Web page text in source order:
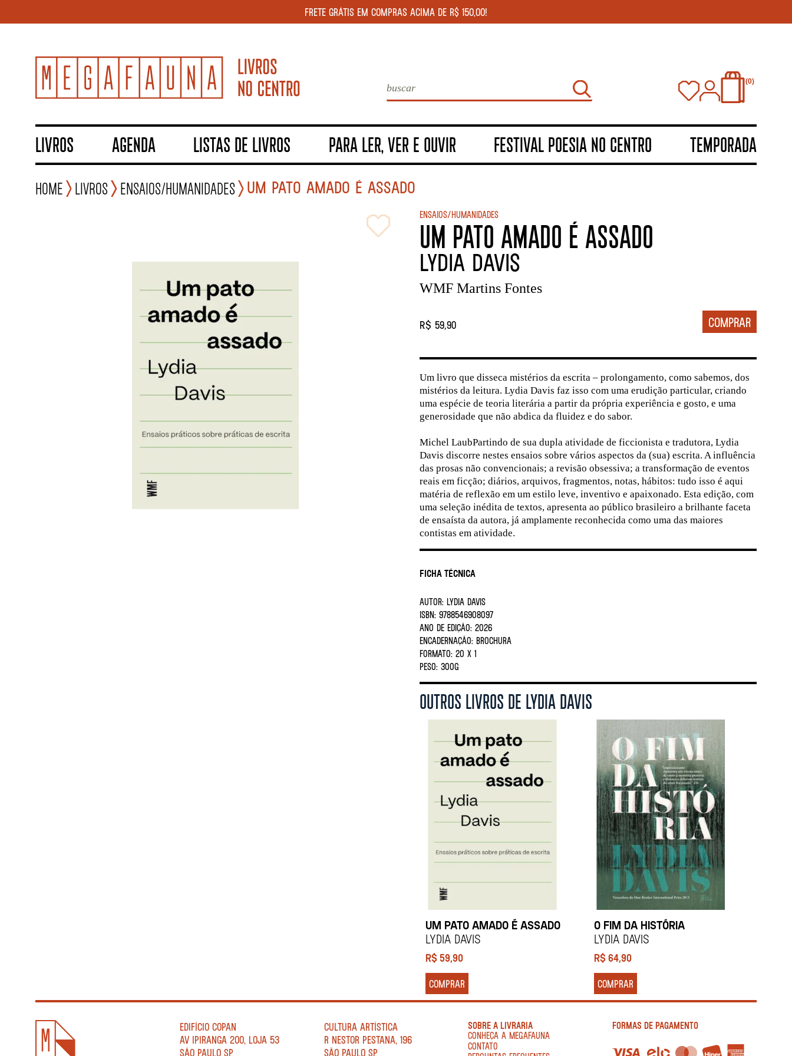
FRETE GRÁTIS EM COMPRAS ACIMA DE R$ 150,00!
0
LIVROS AGENDA LISTAS DE LIVROS PARA LER, VER E OUVIR FESTIVAL POESIA NO CENTRO TEMPORADA
Home Livros Ensaios/Humanidades UM PATO AMADO É ASSADO
Ensaios/Humanidades
UM PATO AMADO É ASSADO
Lydia Davis
WMF Martins Fontes
R$ 59,90
Ficha Técnica
AUTOR: LYDIA DAVIS
ISBN: 9788546908097
ANO DE EDIÇÃO: 2026
ENCADERNAÇÃO: BROCHURA
FORMATO: 20 X 1
PESO: 300G
Um livro que disseca mistérios da escrita – prolongamento, como sabemos, dos
mistérios da leitura. Lydia Davis faz isso com uma erudição particular, criando
uma espécie de teoria literária a partir da própria experiência e gosto, e uma
generosidade que não abdica da fluidez e do sabor.
Michel LaubPartindo de sua dupla atividade de ficcionista e tradutora, Lydia
Davis discorre nestes ensaios sobre vários aspectos da (sua) escrita. A influência
das prosas não convencionais; a revisão obsessiva; a transformação de eventos
reais em ficção; diários, arquivos, fragmentos, notas, hábitos: tudo isso é aqui
matéria de reflexão em um estilo leve, inventivo e apaixonado. Esta edição, com
uma seleção inédita de textos, apresenta ao público brasileiro a brilhante faceta
de ensaísta da autora, já amplamente reconhecida como uma das maiores
contistas em atividade.
OUTROS LIVROS DE LYDIA DAVIS
UM PATO AMADO É ASSADO
Lydia Davis
R$59,90
COMPRAR
O FIM DA HISTÓRIA
Lydia Davis
R$64,90
COMPRAR
EDIFÍCIO COPAN
AV IPIRANGA 200, LOJA 53
SÃO PAULO SP
CULTURA ARTÍSTICA
R NESTOR PESTANA, 196
SÃO PAULO SP
SOBRE A LIVRARIA
CONHEÇA A MEGAFAUNA
CONTATO
FORMAS DE PAGAMENTO